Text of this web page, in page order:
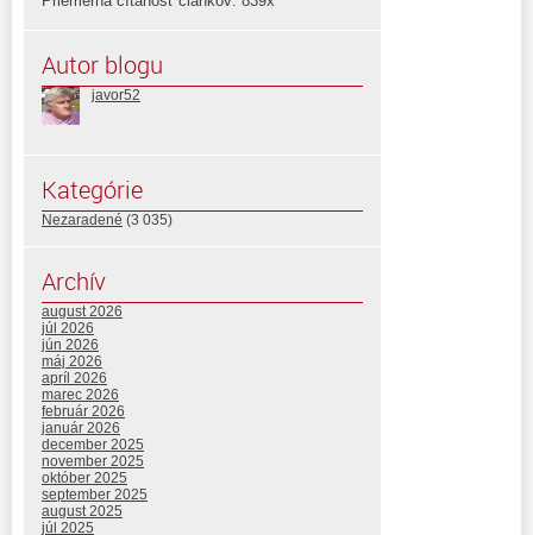
Autor blogu
javor52
Kategórie
Nezaradené (3 035)
Archív
august 2026
júl 2026
jún 2026
máj 2026
apríl 2026
marec 2026
február 2026
január 2026
december 2025
november 2025
október 2025
september 2025
august 2025
júl 2025